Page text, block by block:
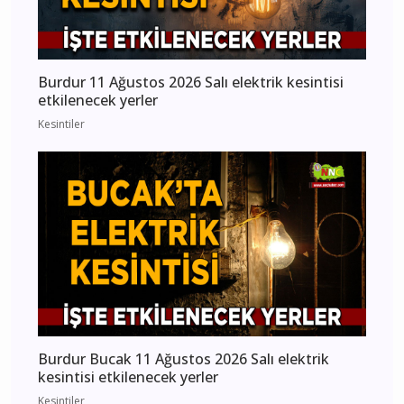
Burdur 11 Ağustos 2026 Salı elektrik kesintisi
etkilenecek yerler
Kesintiler
Burdur Bucak 11 Ağustos 2026 Salı elektrik
kesintisi etkilenecek yerler
Kesintiler